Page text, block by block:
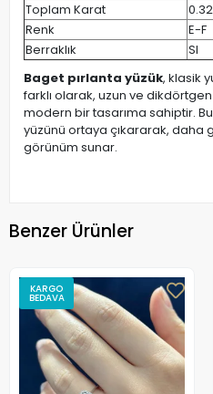
Toplam Karat
0.32
Renk
E-F
Berraklık
SI
Baget pırlanta yüzük, klasik
farklı olarak, uzun ve
modern bir tasarıma sahiptir.
yüzünü ortaya çıkararak, daha
görünüm sunar.
Benzer Ürünler
KARGO
BEDAVA